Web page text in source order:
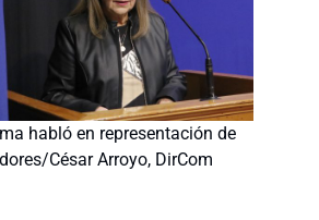
habló en representación de
César Arroyo, DirCom